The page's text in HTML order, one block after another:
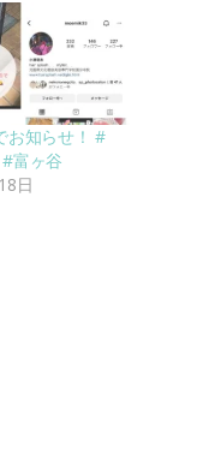
お知らせ！ #
富ヶ谷
日